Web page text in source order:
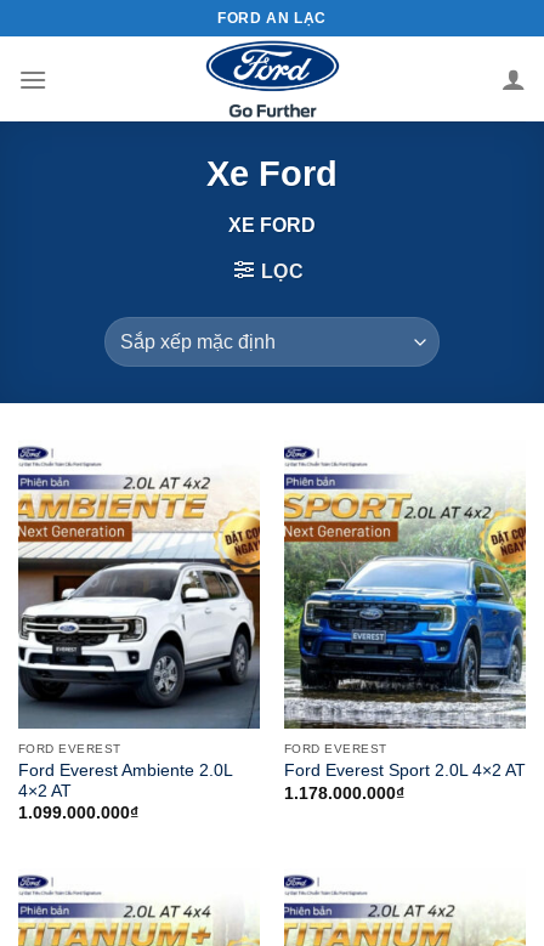
nội
FORD AN LẠC
Xe Ford
XE FORD
LỌC
FORD EVEREST
Ford Everest Ambiente 2.0L
4×2 AT
1.099.000.000₫
FORD EVEREST
Ford Everest Sport 2.0L 4×2 AT
1.178.000.000₫